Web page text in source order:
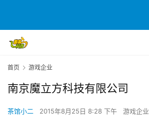
首页 游戏企业
南京魔立方科技有限公司
茶馆小二 2015年8月25日 8:28 下午 游戏企业